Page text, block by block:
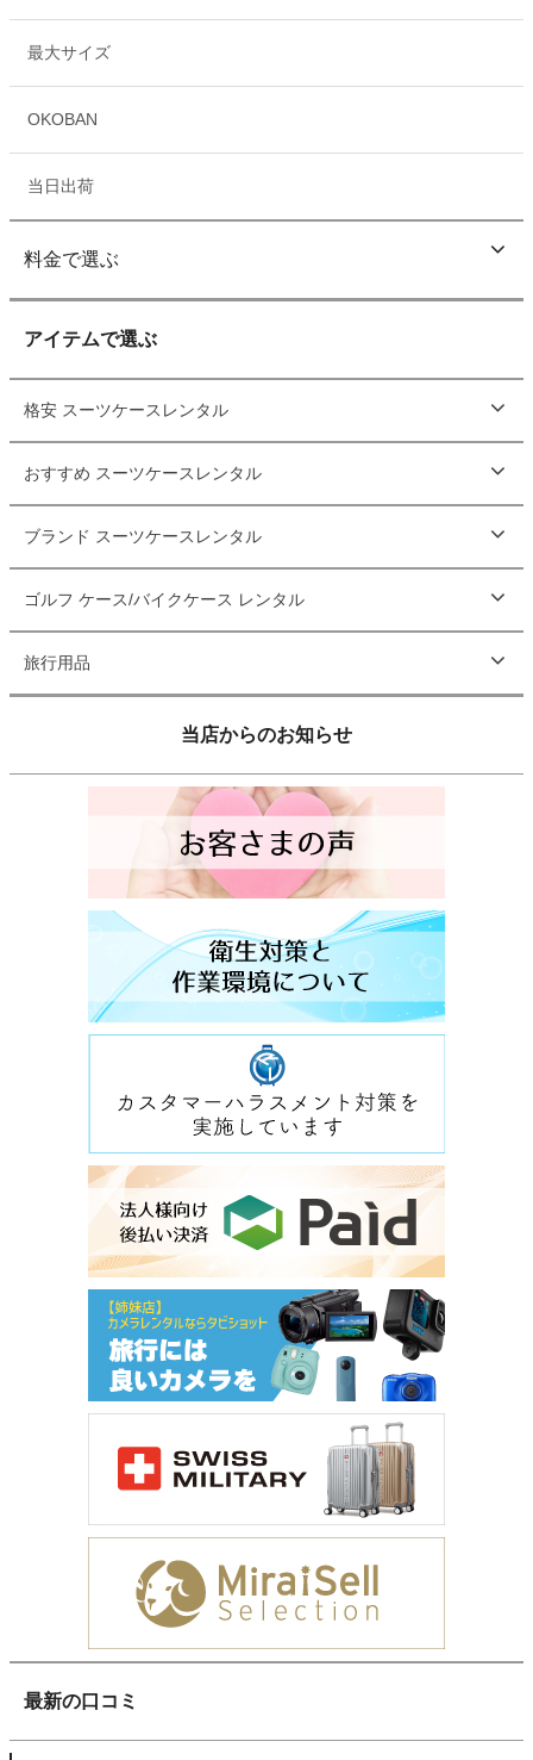
最大サイズ
OKOBAN
当日出荷
料金で選ぶ
アイテムで選ぶ
格安 スーツケースレンタル
おすすめ スーツケースレンタル
ブランド スーツケースレンタル
ゴルフ ケース/バイクケース レンタル
旅行用品
当店からのお知らせ
最新の口コミ